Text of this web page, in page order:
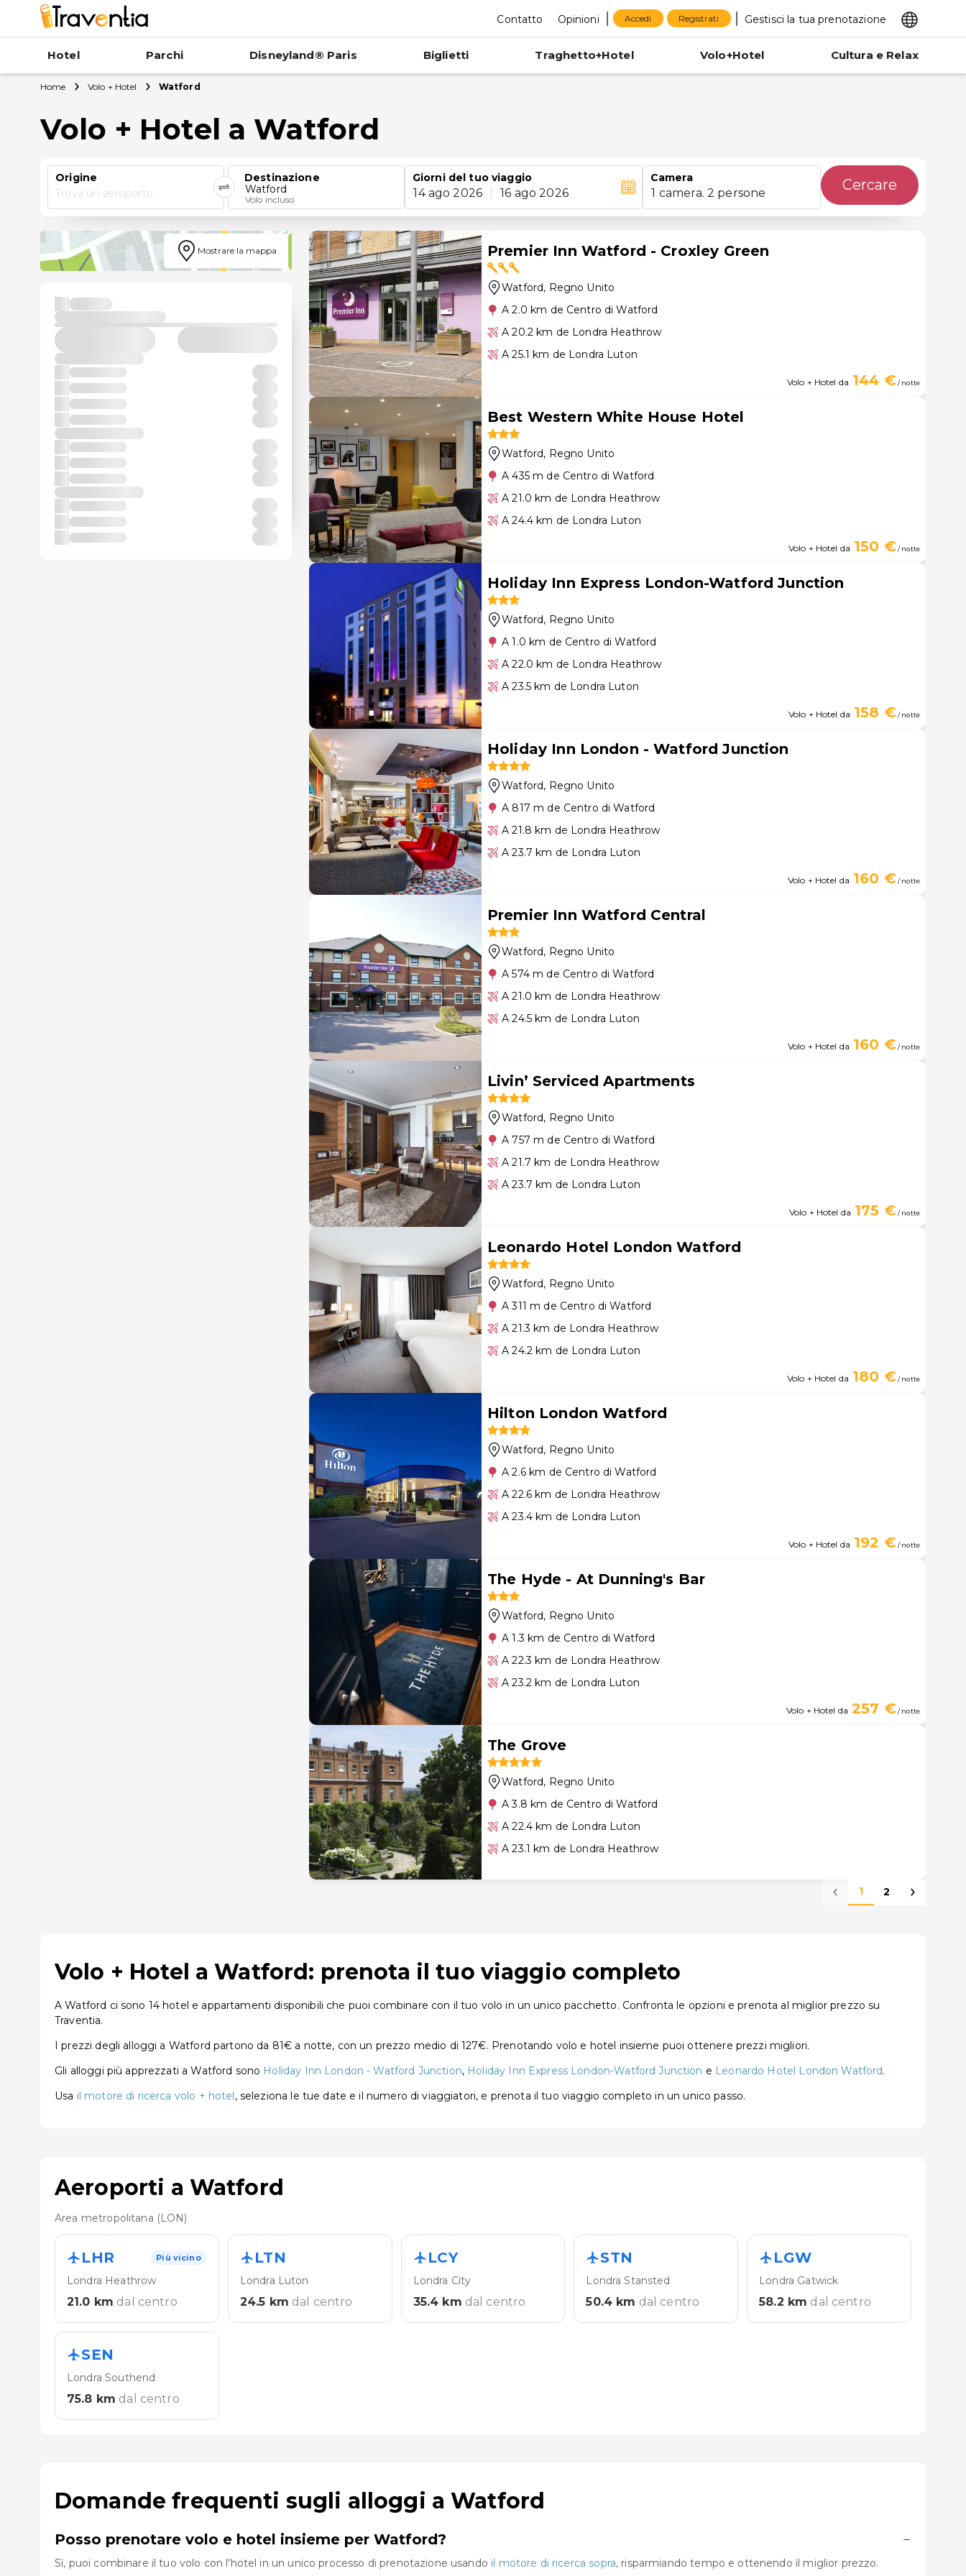
Contatto Opinioni Accedi Registrati Gestisci la tua prenotazione
Hotel Parchi Disneyland® Paris Biglietti Traghetto+Hotel Volo+Hotel Cultura e Relax
Home Volo + Hotel Watford
Volo + Hotel a Watford
Origine
Trova un aeroporto
Destinazione
Watford
Volo incluso
Giorni del tuo viaggio
14 ago 2026 16 ago 2026
Camera
1 camera. 2 persone Cercare
Mostrare la mappa Premier Inn Watford - Croxley Green
Watford, Regno Unito
A 2.0 km de Centro di Watford
A 20.2 km de Londra Heathrow
A 25.1 km de Londra Luton
Volo + Hotel da 144 €/ notte
Best Western White House Hotel
Watford, Regno Unito
A 435 m de Centro di Watford
A 21.0 km de Londra Heathrow
A 24.4 km de Londra Luton
Volo + Hotel da 150 €/ notte
Holiday Inn Express London-Watford Junction
Watford, Regno Unito
A 1.0 km de Centro di Watford
A 22.0 km de Londra Heathrow
A 23.5 km de Londra Luton
Volo + Hotel da 158 €/ notte
Holiday Inn London - Watford Junction
Watford, Regno Unito
A 817 m de Centro di Watford
A 21.8 km de Londra Heathrow
A 23.7 km de Londra Luton
Volo + Hotel da 160 €/ notte
Premier Inn Watford Central
Watford, Regno Unito
A 574 m de Centro di Watford
A 21.0 km de Londra Heathrow
A 24.5 km de Londra Luton
Volo + Hotel da 160 €/ notte
Livin’ Serviced Apartments
Watford, Regno Unito
A 757 m de Centro di Watford
A 21.7 km de Londra Heathrow
A 23.7 km de Londra Luton
Volo + Hotel da 175 €/ notte
Leonardo Hotel London Watford
Watford, Regno Unito
A 311 m de Centro di Watford
A 21.3 km de Londra Heathrow
A 24.2 km de Londra Luton
Volo + Hotel da 180 €/ notte
Hilton London Watford
Watford, Regno Unito
A 2.6 km de Centro di Watford
A 22.6 km de Londra Heathrow
A 23.4 km de Londra Luton
Volo + Hotel da 192 €/ notte
The Hyde - At Dunning's Bar
Watford, Regno Unito
A 1.3 km de Centro di Watford
A 22.3 km de Londra Heathrow
A 23.2 km de Londra Luton
Volo + Hotel da 257 €/ notte
The Grove
Watford, Regno Unito
A 3.8 km de Centro di Watford
A 22.4 km de Londra Luton
A 23.1 km de Londra Heathrow
1 2
Volo + Hotel a Watford: prenota il tuo viaggio completo
A Watford ci sono 14 hotel e appartamenti disponibili che puoi combinare con il tuo volo in un unico pacchetto. Confronta le opzioni e prenota al miglior prezzo su
Traventia.
I prezzi degli alloggi a Watford partono da 81€ a notte, con un prezzo medio di 127€. Prenotando volo e hotel insieme puoi ottenere prezzi migliori.
Gli alloggi più apprezzati a Watford sono Holiday Inn London - Watford Junction, Holiday Inn Express London-Watford Junction e Leonardo Hotel London Watford.
Usa il motore di ricerca volo + hotel, seleziona le tue date e il numero di viaggiatori, e prenota il tuo viaggio completo in un unico passo.
Aeroporti a Watford
Area metropolitana (LON)
LHR Più vicino
Londra Heathrow
21.0 km dal centro
LTN
Londra Luton
24.5 km dal centro
LCY
Londra City
35.4 km dal centro
STN
Londra Stansted
50.4 km dal centro
LGW
Londra Gatwick
58.2 km dal centro
SEN
Londra Southend
75.8 km dal centro
Domande frequenti sugli alloggi a Watford
Posso prenotare volo e hotel insieme per Watford? −
Sì, puoi combinare il tuo volo con l'hotel in un unico processo di prenotazione usando il motore di ricerca sopra, risparmiando tempo e ottenendo il miglior prezzo.